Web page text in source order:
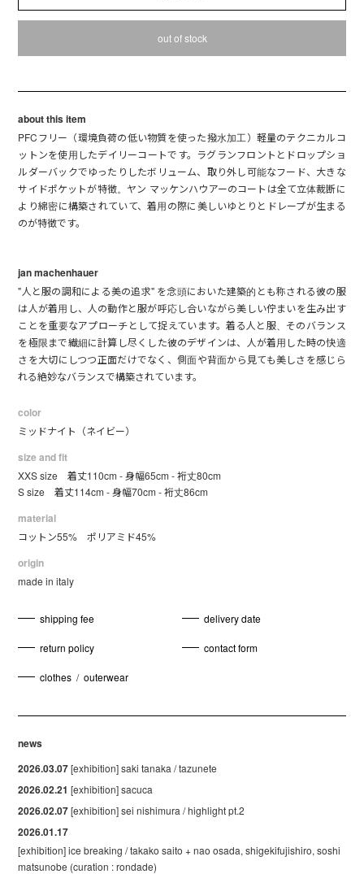
out of stock
about this item
PFCフリー（環境負荷の低い物質を使った撥水加工）軽量のテクニカルコ
ットンを使用したデイリーコートです。ラグランフロントとドロップショ
ルダーバックでゆったりしたボリューム、取り外し可能なフード、大きな
サイドポケットが特徴。ヤン マッケンハウアーのコートは全て立体裁断に
より綿密に構築されていて、着用の際に美しいゆとりとドレープが生まる
のが特徴です。
jan machenhauer
"人と服の調和による美の追求" を念頭においた建築的とも称される彼の服
は人が着用し、人の動作と服が呼応し合いながら美しい佇まいを生み出す
ことを重要なアプローチとして捉えています。着る人と服、そのバランス
を極限まで繊細に計算し尽くした彼のデザインは、人が着用した時の快適
さを大切にしつつ正面だけでなく、側面や背面から見ても美しさを感じら
れる絶妙なバランスで構築されています。
color
ミッドナイト（ネイビー）
size and fit
XXS size 着丈110cm - 身幅65cm - 裄丈80cm
S size 着丈114cm - 身幅70cm - 裄丈86cm
material
コットン55% ポリアミド45%
origin
made in italy
shipping fee delivery date
return policy contact form
clothes / outerwear
news
2026.03.07[exhibition] saki tanaka / tazunete
2026.02.21 [exhibition] sacuca
2026.02.07[exhibition] sei nishimura / highlight pt.2
2026.01.17
[exhibition] ice breaking / takako saito + nao osada, shigekifujishiro, soshi
matsunobe (curation : rondade)